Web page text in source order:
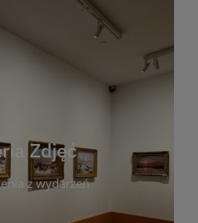
Zdjęć
z wydarzeń
Zdjęć
spotkań i projektów
jak żyje nasza biblioteka
dokumentują zarówno
i codzienne aktywności
dodajemy nowe galerie,
do wyjątkowych